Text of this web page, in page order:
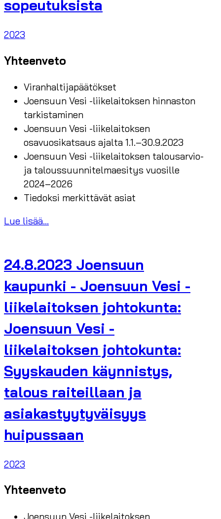
sopeutuksista
2023
Yhteenveto
Viranhaltijapäätökset
Joensuun Vesi -liikelaitoksen hinnaston
tarkistaminen
Joensuun Vesi -liikelaitoksen
osavuosikatsaus ajalta 1.1.–30.9.2023
Joensuun Vesi -liikelaitoksen talousarvio-
ja taloussuunnitelmaesitys vuosille
2024–2026
Tiedoksi merkittävät asiat
Lue lisää...
24.8.2023 Joensuun
kaupunki - Joensuun Vesi -
liikelaitoksen johtokunta:
Joensuun Vesi -
liikelaitoksen johtokunta:
Syyskauden käynnistys,
talous raiteillaan ja
asiakastyytyväisyys
huipussaan
2023
Yhteenveto
Joensuun Vesi -liikelaitoksen